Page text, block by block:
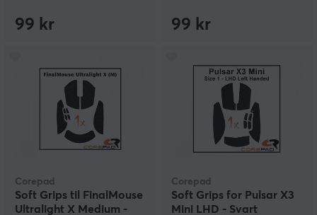
99 kr 99 kr
Corepad
Soft Grips til FinalMouse
Ultralight X Medium -
Corepad
Soft Grips for Pulsar X3
Mini LHD - Svart